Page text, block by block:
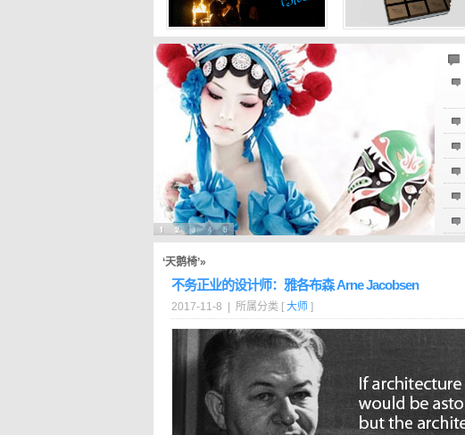
‘天鹅椅’»
不务正业的设计师：雅各布森 Arne Jacobsen
2017-11-8 | 所属分类 [ 大师 ]